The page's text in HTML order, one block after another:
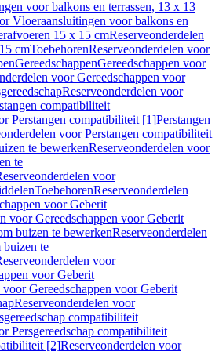
voor balkons en terrassen, 13 x 13
Vloeraansluitingen voor balkons en
15 x 15 cmReserveonderdelen
cmToebehorenReserveonderdelen voor
GereedschappenGereedschappen voor
voor Gereedschappen voor
Reserveonderdelen voor
compatibiliteit
Perstangen compatibiliteit [1]Perstangen
voor Perstangen compatibiliteit
te bewerkenReserveonderdelen voor
te
voor
ToebehorenReserveonderdelen
voor Geberit
voor Gereedschappen voor Geberit
buizen te bewerkenReserveonderdelen
buizen te
voor
voor Geberit
voor Gereedschappen voor Geberit
Reserveonderdelen voor
compatibiliteit
Persgereedschap compatibiliteit
[2]Reserveonderdelen voor